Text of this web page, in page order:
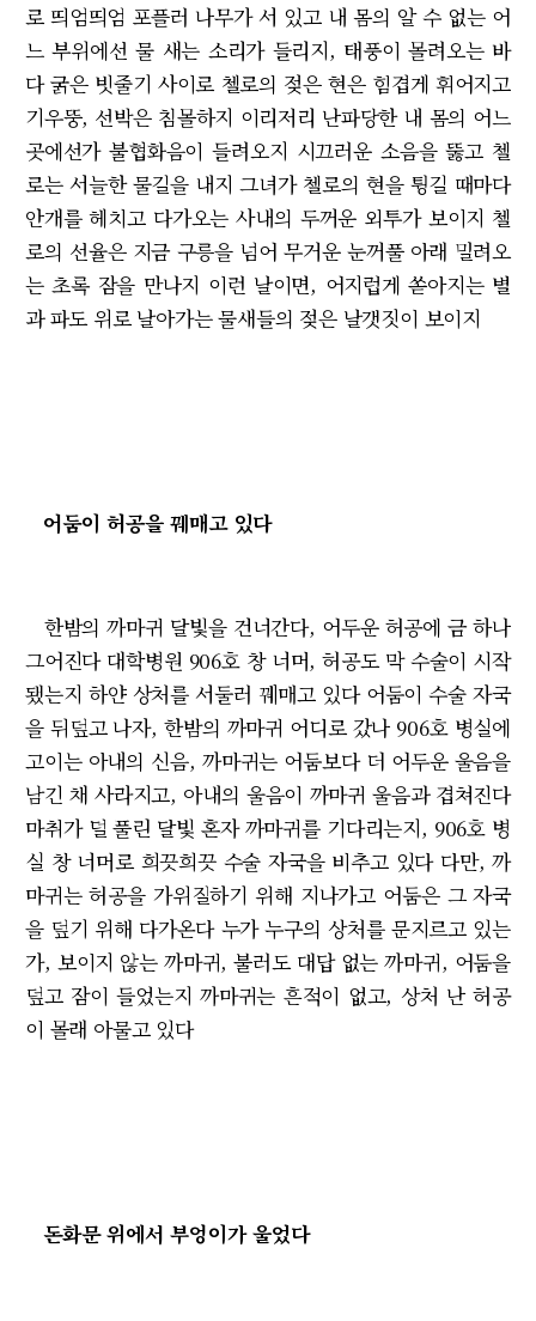
로 띄엄띄엄 포플러 나무가 서 있고 내 몸의 알 수 없는 어
느 부위에선 물 새는 소리가 들리지, 태풍이 몰려오는 바
다 굵은 빗줄기 사이로 첼로의 젖은 현은 힘겹게 휘어지고
기우뚱, 선박은 침몰하지 이리저리 난파당한 내 몸의 어느
곳에선가 불협화음이 들려오지 시끄러운 소음을 뚫고 첼
로는 서늘한 물길을 내지 그녀가 첼로의 현을 튕길 때마다
안개를 헤치고 다가오는 사내의 두꺼운 외투가 보이지 첼
로의 선율은 지금 구릉을 넘어 무거운 눈꺼풀 아래 밀려오
는 초록 잠을 만나지 이런 날이면, 어지럽게 쏟아지는 별
과 파도 위로 날아가는 물새들의 젖은 날갯짓이 보이지
어둠이 허공을 꿰매고 있다
한밤의 까마귀 달빛을 건너간다, 어두운 허공에 금 하나
그어진다 대학병원 906호 창 너머, 허공도 막 수술이 시작
됐는지 하얀 상처를 서둘러 꿰매고 있다 어둠이 수술 자국
을 뒤덮고 나자, 한밤의 까마귀 어디로 갔나 906호 병실에
고이는 아내의 신음, 까마귀는 어둠보다 더 어두운 울음을
남긴 채 사라지고, 아내의 울음이 까마귀 울음과 겹쳐진다
마취가 덜 풀린 달빛 혼자 까마귀를 기다리는지, 906호 병
실 창 너머로 희끗희끗 수술 자국을 비추고 있다 다만, 까
마귀는 허공을 가위질하기 위해 지나가고 어둠은 그 자국
을 덮기 위해 다가온다 누가 누구의 상처를 문지르고 있는
가, 보이지 않는 까마귀, 불러도 대답 없는 까마귀, 어둠을
덮고 잠이 들었는지 까마귀는 흔적이 없고, 상처 난 허공
이 몰래 아물고 있다
돈화문 위에서 부엉이가 울었다